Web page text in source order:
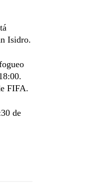
Isidro.
FIFA.
de